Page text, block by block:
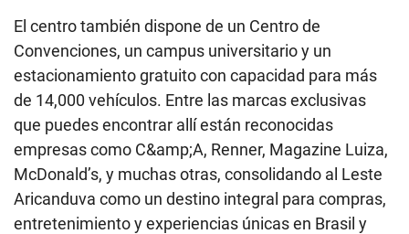
El centro también dispone de un Centro de
Convenciones, un campus universitario y un
estacionamiento gratuito con capacidad para más
de 14,000 vehículos. Entre las marcas exclusivas
que puedes encontrar allí están reconocidas
empresas como C&amp;A, Renner, Magazine Luiza,
McDonald’s, y muchas otras, consolidando al Leste
Aricanduva como un destino integral para compras,
entretenimiento y experiencias únicas en Brasil y